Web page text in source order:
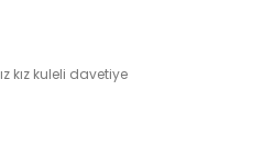
kız kuleli davetiye